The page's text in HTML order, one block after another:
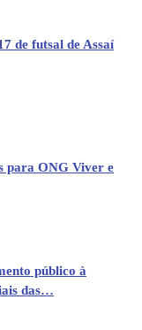
de futsal de Assaí
para ONG Viver e
público à
das…